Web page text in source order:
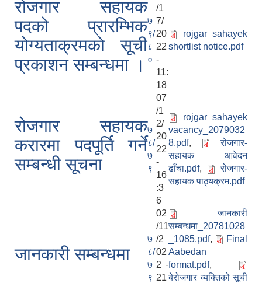
रोजगार सहायक
पदको प्रारम्भिक
योग्यताक्रमको सूची
प्रकाशन सम्बन्धमा ।
७
९/
८
०
/1
7/
20
22
-
11:
18
rojgar sahayek
shortlist notice.pdf
रोजगार सहायक
करारमा पदपूर्ति गर्ने
सम्बन्धी सूचना
७
८/
७
९
07
/1
2/
20
22
-
16
:3
6
rojgar sahayek
vacancy_2079032
8.pdf,
रोजगार-
सहायक आवेदन
ढाँचा.pdf,
रोजगार-
सहायक पाठ्यक्रम.pdf
जानकारी सम्बन्धमा
७
८/
७
९
02
/11
/2
02
2 -
21
जानकारी
सम्बन्धमा_20781028
_1085.pdf,
Final
Aabedan
format.pdf,
बेरोजगार व्यक्तिको सूची